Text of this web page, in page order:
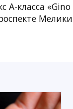
класса